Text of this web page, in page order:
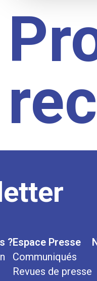
?Espace Presse
Communiqués
Revues de presse